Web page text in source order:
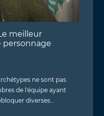
meilleur
personnage
ne sont pas
de l'équipe ayant
diverses…